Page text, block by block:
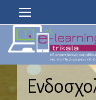
Μετάβαση
στο
περιεχόμενο